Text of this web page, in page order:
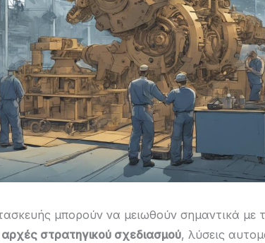
μπορούν να μειωθούν σημαντικά με
αρχές στρατηγικού σχεδιασμού, λύσεις